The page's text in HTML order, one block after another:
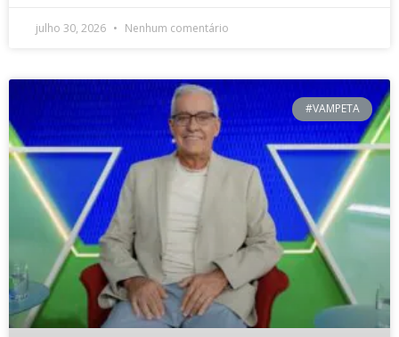
julho 30, 2026 Nenhum comentário
#VAMPETA